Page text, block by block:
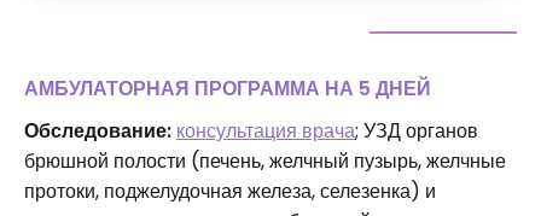
АМБУЛАТОРНАЯ ПРОГРАММА НА 5 ДНЕЙ
Обследование: консультация врача; УЗД органов
брюшной полости (печень, желчный пузырь, желчные
протоки, поджелудочная железа, селезенка) и